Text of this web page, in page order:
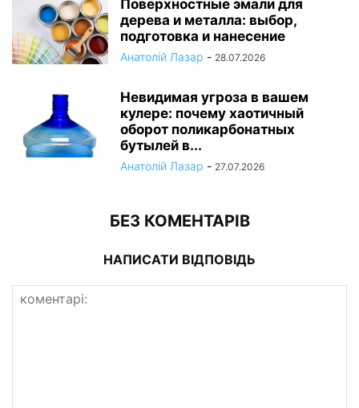
Поверхностные эмали для
дерева и металла: выбор,
подготовка и нанесение
Анатолій Лазар - 28.07.2026
Невидимая угроза в вашем
кулере: почему хаотичный
оборот поликарбонатных
бутылей в...
Анатолій Лазар - 27.07.2026
БЕЗ КОМЕНТАРІВ
НАПИСАТИ ВІДПОВІДЬ